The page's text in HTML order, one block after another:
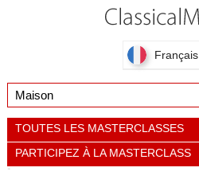
Français
TOUTES LES MASTERCLASSES
PARTICIPEZ À LA MASTERCLASS